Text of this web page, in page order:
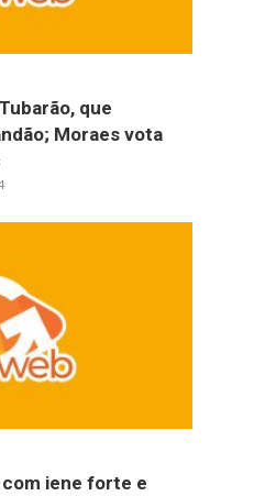
que
Moraes vota
iene forte e